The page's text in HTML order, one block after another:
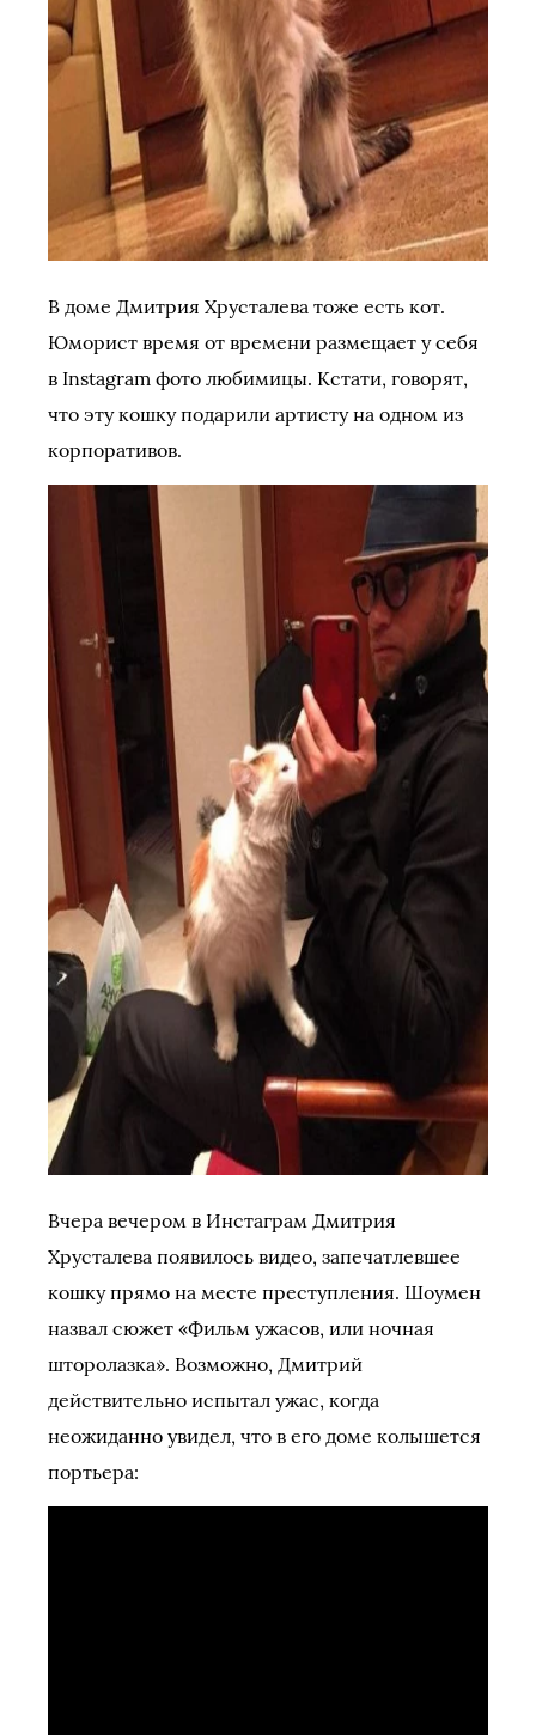
В доме Дмитрия Хрусталева тоже есть кот.
Юморист время от времени размещает у себя
в Instagram фото любимицы. Кстати, говорят,
что эту кошку подарили артисту на одном из
корпоративов.
Вчера вечером в Инстаграм Дмитрия
Хрусталева появилось видео, запечатлевшее
кошку прямо на месте преступления. Шоумен
назвал сюжет «Фильм ужасов, или ночная
шторолазка». Возможно, Дмитрий
действительно испытал ужас, когда
неожиданно увидел, что в его доме колышется
портьера: